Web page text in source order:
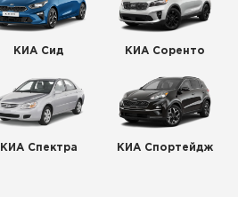
КИА Сид КИА Соренто
КИА Спектра КИА Спортейдж